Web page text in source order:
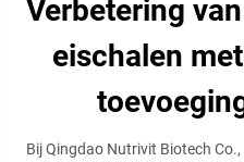
Verbetering
eischalen
Bij Qingdao Nutrivit Biotech